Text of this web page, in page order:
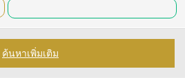
ค้นหาเพิ่มเติม